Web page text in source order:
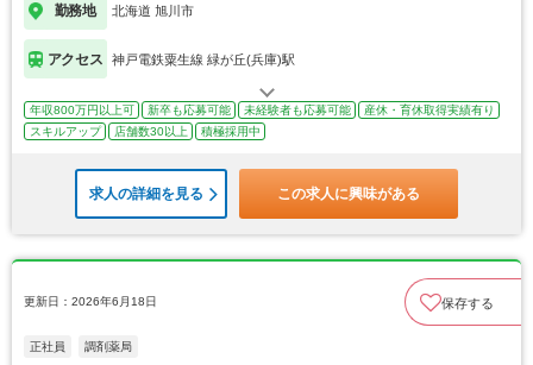
勤務地 北海道 旭川市
アクセス 神戸電鉄粟生線 緑が丘(兵庫)駅
年収800万円以上可 新卒も応募可能 未経験者も応募可能
産休・育休取得実績有り
スキルアップ
店舗数30以上 積極採用中
求人の詳細を見る この求人に興味がある
更新日：2026年6月18日 保存する
正社員 調剤薬局